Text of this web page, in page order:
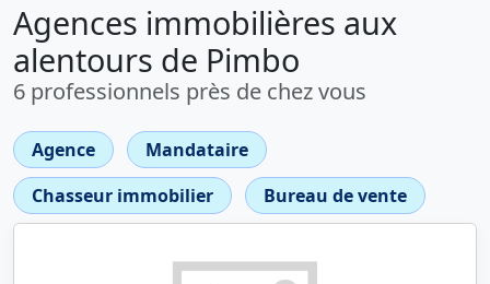
Agences immobilières aux
alentours de Pimbo
6 professionnels près de chez vous
Agence
Mandataire
Chasseur immobilier
Bureau de vente